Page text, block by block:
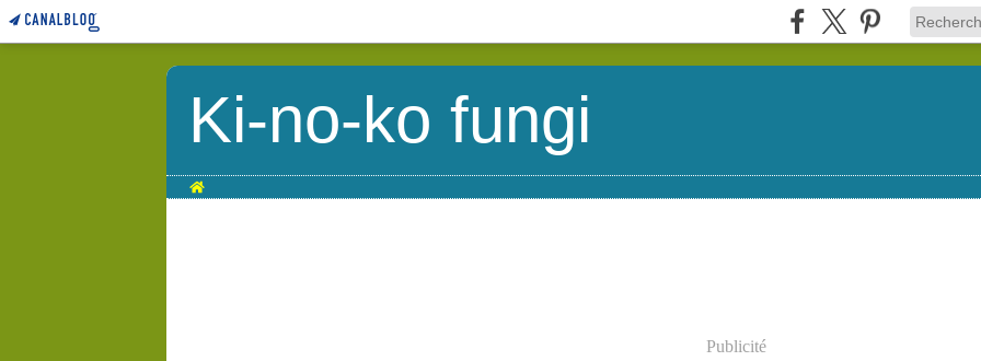
Ki-no-ko fungi
Home
Publicité